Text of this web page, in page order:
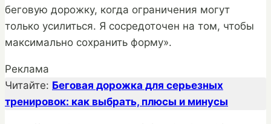
беговую дорожку, когда ограничения могут
только усилиться. Я сосредоточен на том, чтобы
максимально сохранить форму».
Реклама
Читайте: Беговая дорожка для серьезных
тренировок: как выбрать, плюсы и минусы